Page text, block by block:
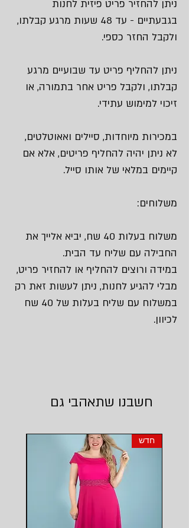
ניתן להחזיר פריט פיזית לחנות
בגבעתיים - עד 48 שעות מרגע קבלתו,
ולקבל החזר כספי.
ניתן להחליף פריט עד שבועיים מרגע
קבלתו, ולקבל פריט אחר בתמורה, או
זיכוי למימוש עתידי.
במכירות מיוחדות, סיילים ואאוטלטים,
לא ניתן יהיה להחליף פריטים, אלא אם
קיימים במלאי של אותו סייל.
משלוחים:
משלוח בעלות 40 שח, יביא אלייך את
החבילה עם שליח עד הבית.
במידה ורוצים להחליף או להחזיר פריט,
מבלי להגיע לחנות, ניתן לעשות זאת רק
במשלוח עם שליח בעלות של 40 שח
לכיוון.
חשבנו שתאהבי גם
חדש